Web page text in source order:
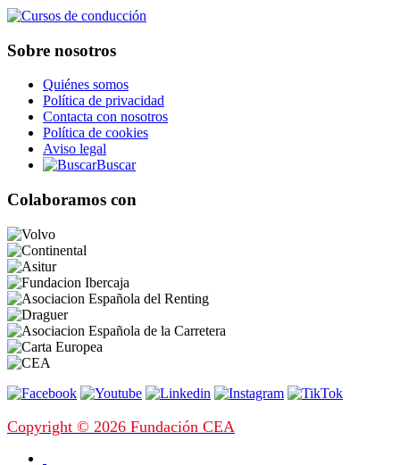
Sobre nosotros
Quiénes somos
Política de privacidad
Contacta con nosotros
Política de cookies
Aviso legal
Buscar
Colaboramos con
Copyright © 2026 Fundación CEA